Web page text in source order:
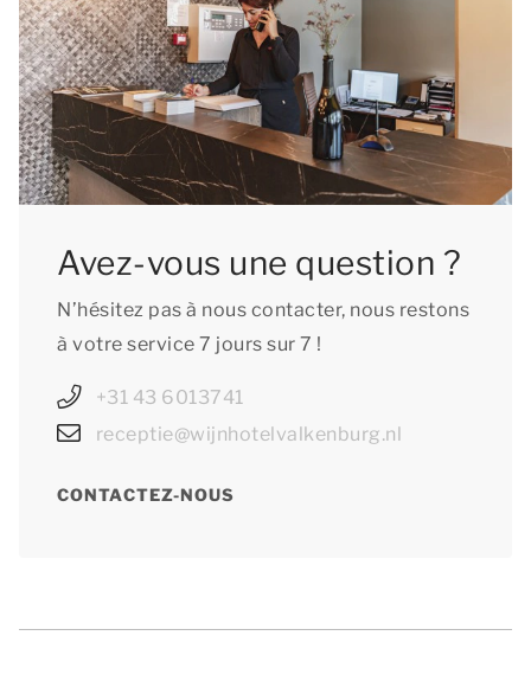
Avez-vous une question ?
N’hésitez pas à nous contacter, nous restons
à votre service 7 jours sur 7 !
+31 43 6013741
receptie@wijnhotelvalkenburg.nl
CONTACTEZ-NOUS